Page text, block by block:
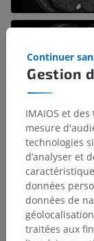
Gestion
Continuer
IMAIOS et
mesure
technologies
d’analyser et
données
données de
traitées aux